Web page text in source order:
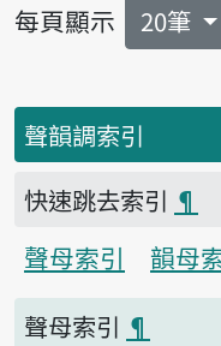
每頁顯示 20筆
聲韻調索引
快速跳去索引 ¶
聲母索引
韻母
聲母索引 ¶